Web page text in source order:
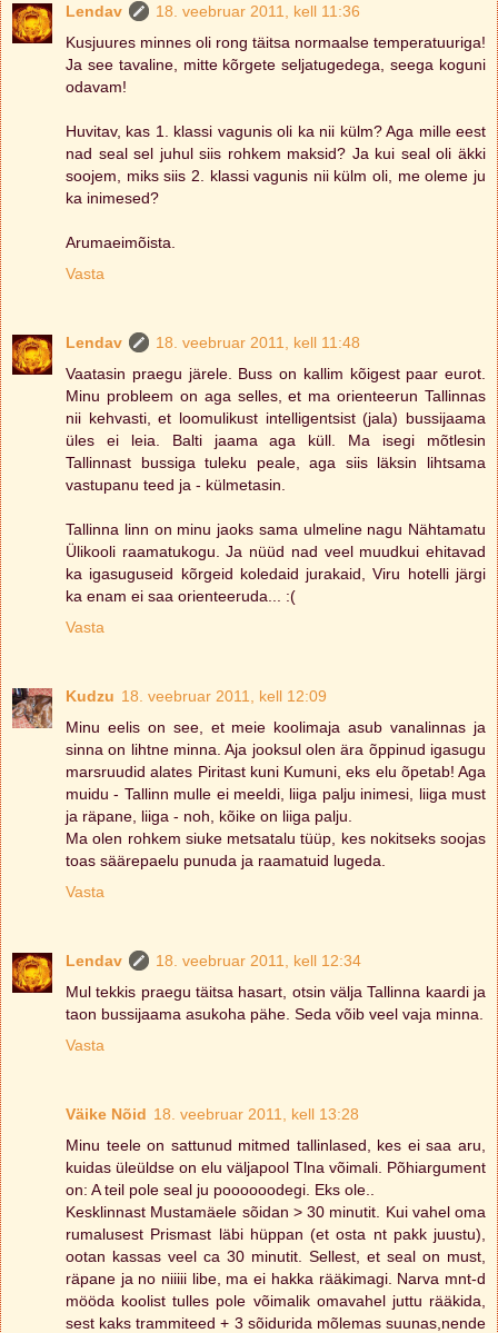
Lendav
18. veebruar 2011, kell 11:36
Kusjuures minnes oli rong täitsa normaalse temperatuuriga!
Ja see tavaline, mitte kõrgete seljatugedega, seega koguni
odavam!
Huvitav, kas 1. klassi vagunis oli ka nii külm? Aga mille eest
nad seal sel juhul siis rohkem maksid? Ja kui seal oli äkki
soojem, miks siis 2. klassi vagunis nii külm oli, me oleme ju
ka inimesed?
Arumaeimõista.
Vasta
Lendav
18. veebruar 2011, kell 11:48
Vaatasin praegu järele. Buss on kallim kõigest paar eurot.
Minu probleem on aga selles, et ma orienteerun Tallinnas
nii kehvasti, et loomulikust intelligentsist (jala) bussijaama
üles ei leia. Balti jaama aga küll. Ma isegi mõtlesin
Tallinnast bussiga tuleku peale, aga siis läksin lihtsama
vastupanu teed ja - külmetasin.
Tallinna linn on minu jaoks sama ulmeline nagu Nähtamatu
Ülikooli raamatukogu. Ja nüüd nad veel muudkui ehitavad
ka igasuguseid kõrgeid koledaid jurakaid, Viru hotelli järgi
ka enam ei saa orienteeruda... :(
Vasta
Kudzu 18. veebruar 2011, kell 12:09
Minu eelis on see, et meie koolimaja asub vanalinnas ja
sinna on lihtne minna. Aja jooksul olen ära õppinud igasugu
marsruudid alates Piritast kuni Kumuni, eks elu õpetab! Aga
muidu - Tallinn mulle ei meeldi, liiga palju inimesi, liiga must
ja räpane, liiga - noh, kõike on liiga palju.
Ma olen rohkem siuke metsatalu tüüp, kes nokitseks soojas
toas säärepaelu punuda ja raamatuid lugeda.
Vasta
Lendav
18. veebruar 2011, kell 12:34
Mul tekkis praegu täitsa hasart, otsin välja Tallinna kaardi ja
taon bussijaama asukoha pähe. Seda võib veel vaja minna.
Vasta
Väike Nõid 18. veebruar 2011, kell 13:28
Minu teele on sattunud mitmed tallinlased, kes ei saa aru,
kuidas üleüldse on elu väljapool Tlna võimali. Põhiargument
on: A teil pole seal ju poooooodegi. Eks ole..
Kesklinnast Mustamäele sõidan > 30 minutit. Kui vahel oma
rumalusest Prismast läbi hüppan (et osta nt pakk juustu),
ootan kassas veel ca 30 minutit. Sellest, et seal on must,
räpane ja no niiiii libe, ma ei hakka rääkimagi. Narva mnt-d
mööda koolist tulles pole võimalik omavahel juttu rääkida,
sest kaks trammiteed + 3 sõidurida mõlemas suunas,nende